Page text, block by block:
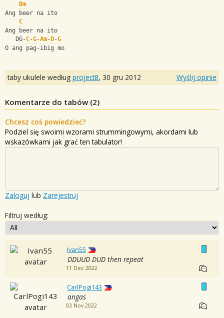
Bm
Ang beer na ito
C
Ang beer na ito
   DG-
C-G-Am- D-G
O ang pag-ibig mo
taby ukulele według project8, 30 gru 2012 Wyślij opinie
Komentarze do tabów (2)
Chcesz coś powiedzieć?
Podziel się swoimi wzorami strummingowymi, akordami lub
wskazówkami jak grać ten tabulator!
Zaloguj lub Zarejestruj
Filtruj według:
Ivan55
DDUUD DUD then repeat
11 Dec 2022
CarlPogi143
angas
03 Nov 2022